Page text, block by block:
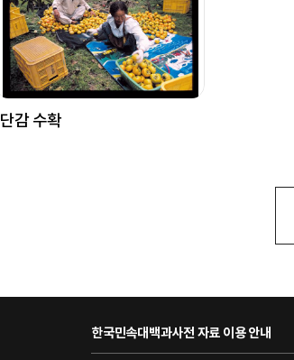
단감 수확
한국민속대백과사전 자료 이용 안내